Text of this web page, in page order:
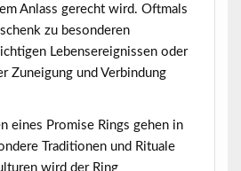
Anlass gerecht wird. Oftmals
zu besonderen
Lebensereignissen oder
Zuneigung und Verbindung
eines Promise Rings gehen in
Traditionen und Rituale
wird der Ring